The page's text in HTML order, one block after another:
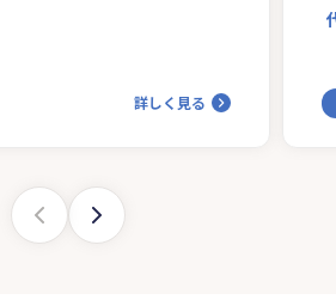
詳しく見る